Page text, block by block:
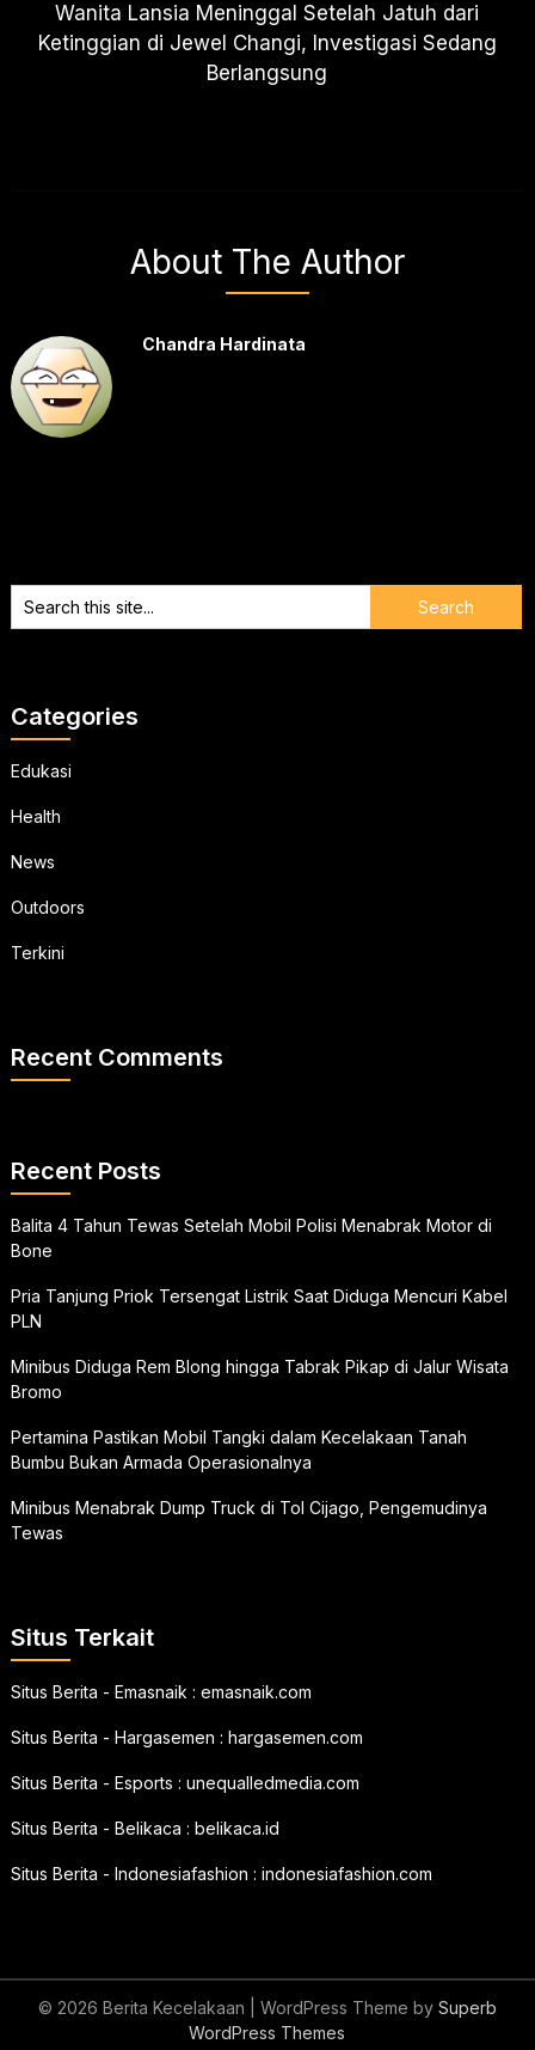
Wanita Lansia Meninggal Setelah Jatuh dari
Ketinggian di Jewel Changi, Investigasi Sedang
Berlangsung
About The Author
Chandra Hardinata
Categories
Edukasi
Health
News
Outdoors
Terkini
Recent Comments
Recent Posts
Balita 4 Tahun Tewas Setelah Mobil Polisi Menabrak Motor di
Bone
Pria Tanjung Priok Tersengat Listrik Saat Diduga Mencuri Kabel
PLN
Minibus Diduga Rem Blong hingga Tabrak Pikap di Jalur Wisata
Bromo
Pertamina Pastikan Mobil Tangki dalam Kecelakaan Tanah
Bumbu Bukan Armada Operasionalnya
Minibus Menabrak Dump Truck di Tol Cijago, Pengemudinya
Tewas
Situs Terkait
Situs Berita - Emasnaik : emasnaik.com
Situs Berita - Hargasemen : hargasemen.com
Situs Berita - Esports : unequalledmedia.com
Situs Berita - Belikaca : belikaca.id
Situs Berita - Indonesiafashion : indonesiafashion.com
© 2026 Berita Kecelakaan | WordPress Theme by Superb
WordPress Themes